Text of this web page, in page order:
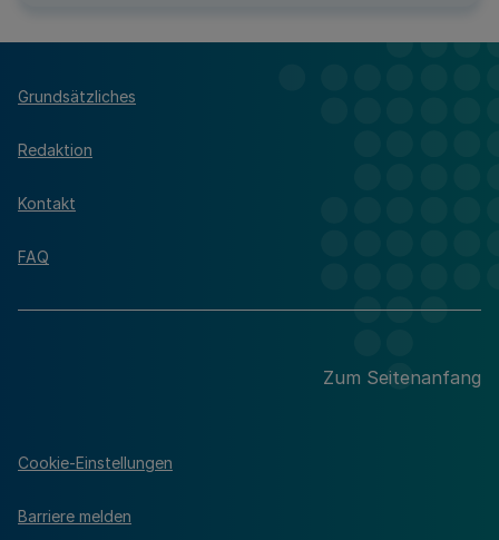
Grundsätzliches
Redaktion
Kontakt
FAQ
Zum Seitenanfang
Cookie-Einstellungen
Barriere melden